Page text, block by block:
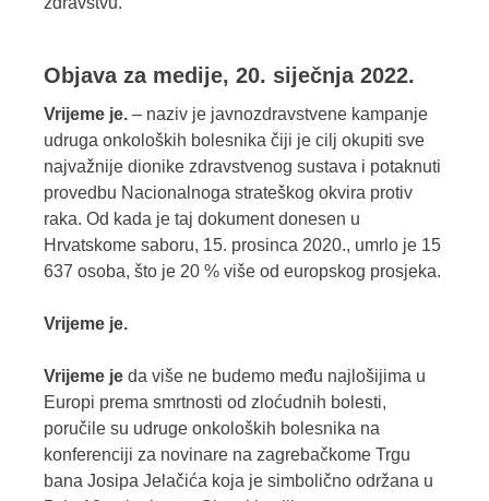
Objava za medije, 20. siječnja 2022.
Vrijeme je. – naziv je javnozdravstvene kampanje
udruga onkoloških bolesnika čiji je cilj okupiti sve
najvažnije dionike zdravstvenog sustava i potaknuti
provedbu Nacionalnoga strateškog okvira protiv
raka. Od kada je taj dokument donesen u
Hrvatskome saboru, 15. prosinca 2020., umrlo je 15
637 osoba, što je 20 % više od europskog prosjeka.
Vrijeme je.
Vrijeme je da više ne budemo među najlošijima u
Europi prema smrtnosti od zloćudnih bolesti,
poručile su udruge onkoloških bolesnika na
konferenciji za novinare na zagrebačkome Trgu
bana Josipa Jelačića koja je simbolično održana u